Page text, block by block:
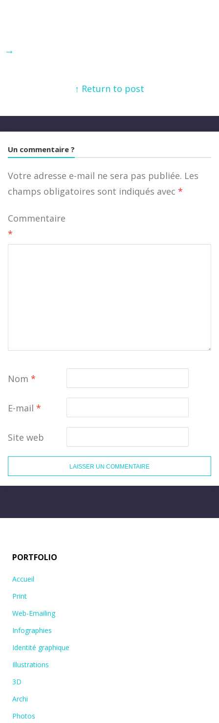
→
↑ Return to post
Un commentaire ?
Votre adresse e-mail ne sera pas publiée. Les
champs obligatoires sont indiqués avec *
Commentaire
*
Nom *
E-mail *
Site web
PORTFOLIO
Accueil
Print
Web-Emailing
Infographies
Identité graphique
Illustrations
3D
Archi
Photos